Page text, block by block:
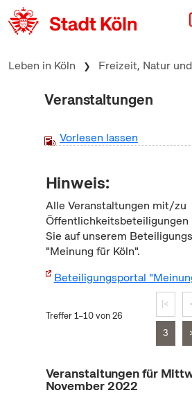
zum Inhalt springen
Leben in Köln Freizeit, Natur
Veranstaltungen
Vorlesen lassen
Hinweis:
Alle Veranstaltungen mit/zu
Öffentlichkeitsbeteiligungen
Sie auf unserem
"Meinung für Köln".
Beteiligungsportal
Treffer 1–10 von 26
|<
3
Veranstaltungen für
November 2022